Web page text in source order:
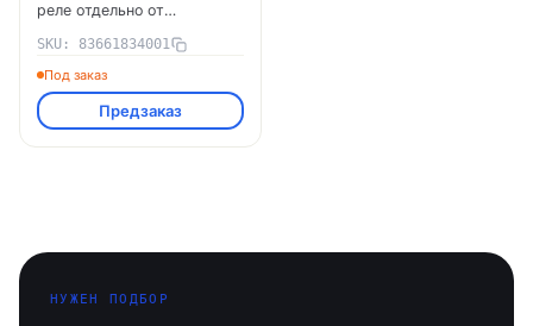
реле отдельно от
LS Electric 83661834001
SKU: 83661834001
Под заказ
Предзаказ
НУЖЕН ПОДБОР